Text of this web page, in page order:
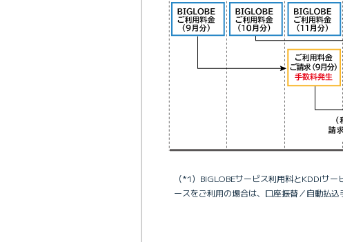
（*1）BIGLOBEサービス利用料とKDDIサ
ースをご利用の場合は、口座振替／自動払込